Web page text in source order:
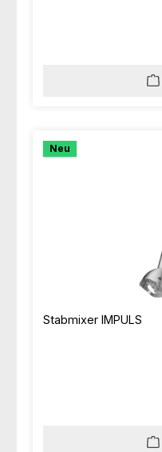
Neu
Stabmixer IMPULS